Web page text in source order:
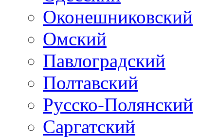
Оконешниковский
Омский
Павлоградский
Полтавский
Русско-Полянский
Саргатский